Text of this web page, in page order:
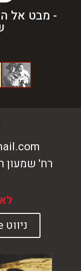
- מבט אל
רח' שמעון רוקח 36, נוה
ניווט google